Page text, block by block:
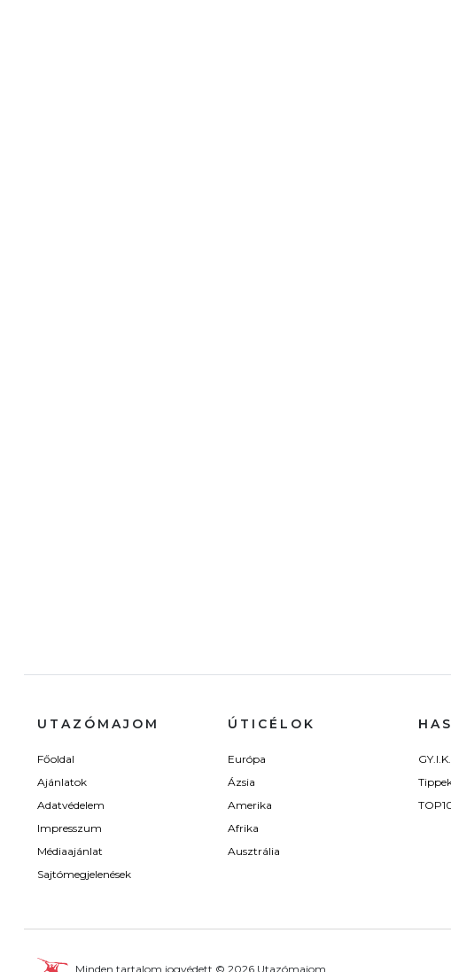
UTAZÓMAJOM
Főoldal
Ajánlatok
Adatvédelem
Impresszum
Médiaajánlat
Sajtómegjelenések
ÚTICÉLOK
Európa
Ázsia
Amerika
Afrika
Ausztrália
GY.I.K.
Minden tartalom jogvédett © 2026 Utazómajom.